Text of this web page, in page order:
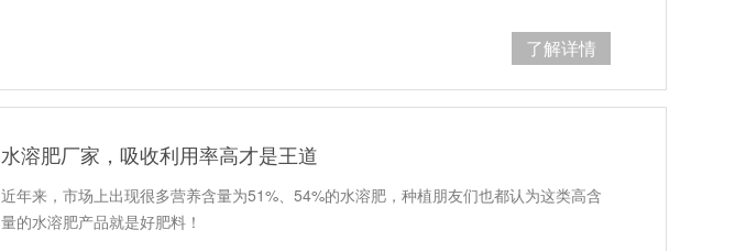
了解详情
水溶肥厂家，吸收利用率高才是王道
近年来，市场上出现很多营养含量为51%、54%的水溶肥，种植朋友们也都认为这类高含
量的水溶肥产品就是好肥料！